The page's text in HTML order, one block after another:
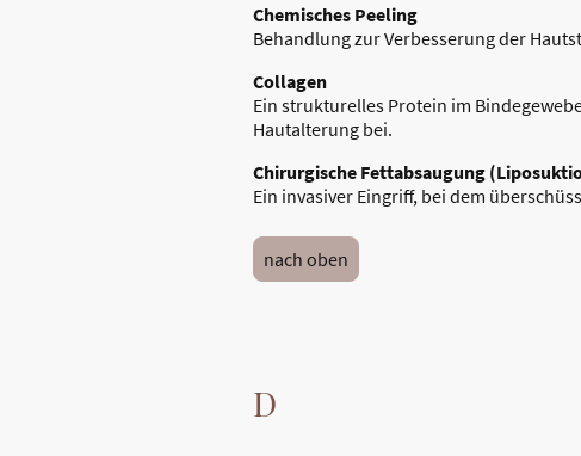
Chemisches Peeling
Behandlung zur Verbesserung der
Collagen
Ein strukturelles Protein im
Hautalterung bei.
Chirurgische Fettabsaugung
Ein invasiver Eingriff, bei dem
nach oben
D